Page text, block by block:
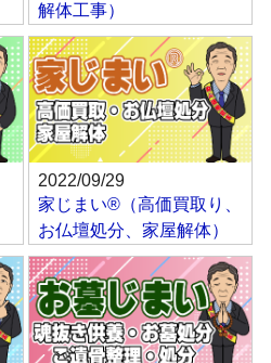
解体工事）
2022/09/29
家じまい®（高価買取り、
お仏壇処分、家屋解体）